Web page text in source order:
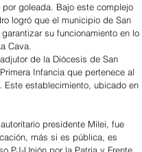
goleada. Bajo este complejo
logró que el municipio de San
su funcionamiento en lo
Cava.
de la Diócesis de San
Infancia que pertenece al
Este establecimiento, ubicado en
presidente Milei, fue
más si es pública, es